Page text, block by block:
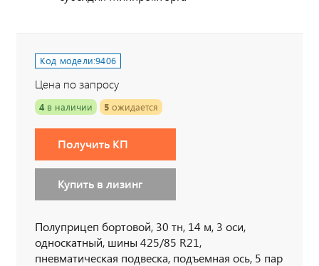
Код модели:9406
Цена по запросу
4 в наличии 5 ожидается
Получить КП
Купить в лизинг
Полуприцеп бортовой, 30 тн, 14 м, 3 оси,
односкатный, шины 425/85 R21,
пневматическая подвеска, подъемная ось, 5 пар